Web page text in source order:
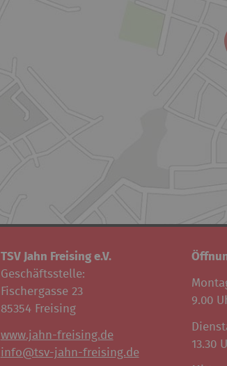
TSV Jahn Freising e.V.
Geschäftsstelle:
Fischergasse 23
85354 Freising
www.jahn-freising.de
info@tsv-jahn-freising.de
9.00
13.30